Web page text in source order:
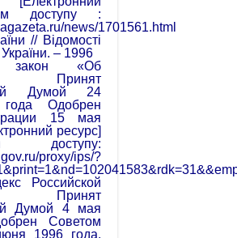
доступу :
news/1701561.html
// Відомості
– 1996
закон «Об
Принят
Думой 24
Одобрен
15 мая
ресурс]
proxy/ips/?
Российской
Принят
Думой 4 мая
Советом
1996 года.